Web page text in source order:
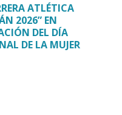
ATLÉTICA
2026” EN
DEL DÍA
DE LA MUJER